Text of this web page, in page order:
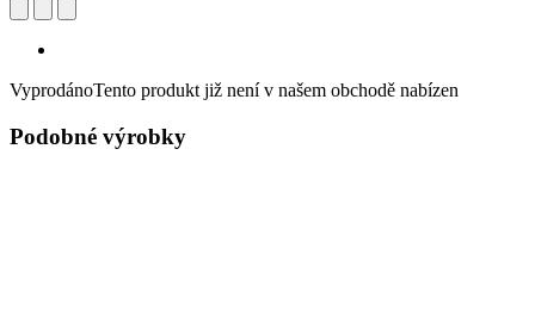
VyprodánoTento produkt již není v našem obchodě nabízen
Podobné výrobky